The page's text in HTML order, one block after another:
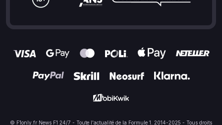
© F1only.fr News F1 24/7 - Toute l'actualité de la Formule 1. 2014-2025 - Tous droits